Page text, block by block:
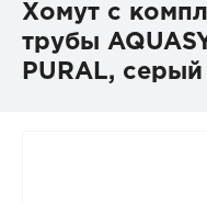
Хомут с
трубы
PURAL,